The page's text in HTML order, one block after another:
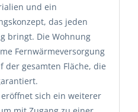
und ein
das jeden
bringt. Die Wohnung
Fernwärmeversorgung
der gesamten Fläche, die
sich ein weiterer